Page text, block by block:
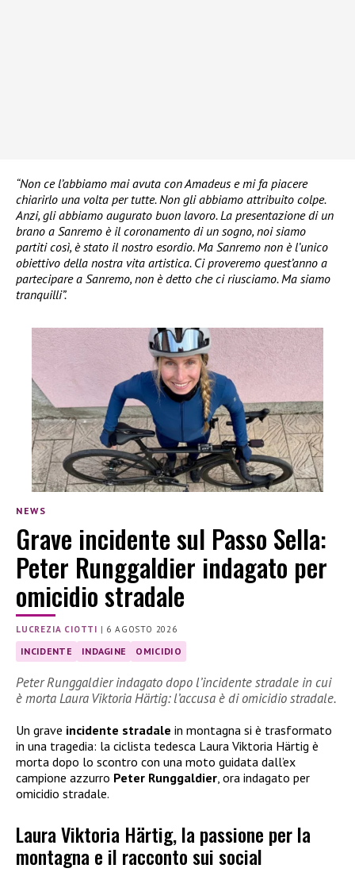
“Non ce l’abbiamo mai avuta con Amadeus e mi fa piacere
chiarirlo una volta per tutte. Non gli abbiamo attribuito colpe.
Anzi, gli abbiamo augurato buon lavoro. La presentazione di un
brano a Sanremo è il coronamento di un sogno, noi siamo
partiti così, è stato il nostro esordio. Ma Sanremo non è l’unico
obiettivo della nostra vita artistica. Ci proveremo quest’anno a
partecipare a Sanremo, non è detto che ci riusciamo. Ma siamo
tranquilli”.
NEWS
Grave incidente sul Passo Sella:
Peter Runggaldier indagato per
omicidio stradale
LUCREZIA CIOTTI | 6 AGOSTO 2026
INCIDENTE INDAGINE OMICIDIO
Peter Runggaldier indagato dopo l’incidente stradale in cui
è morta Laura Viktoria Härtig: l’accusa è di omicidio stradale.
Un grave incidente stradale in montagna si è trasformato
in una tragedia: la ciclista tedesca Laura Viktoria Härtig è
morta dopo lo scontro con una moto guidata dall’ex
campione azzurro Peter Runggaldier, ora indagato per
omicidio stradale.
Laura Viktoria Härtig, la passione per la
montagna e il racconto sui social